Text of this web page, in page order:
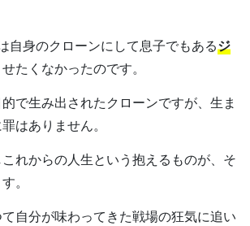
自身のクローンにして息子でもあるジ
たくなかったのです。
で生み出されたクローンですが、生ま
はありません。
れからの人生という抱えるものが、そ
。
自分が味わってきた戦場の狂気に追い